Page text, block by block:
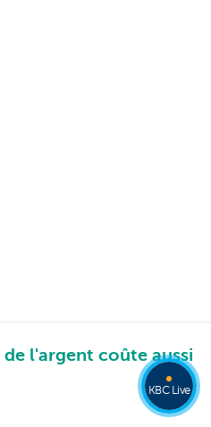
l'argent coûte aussi
KBC Live